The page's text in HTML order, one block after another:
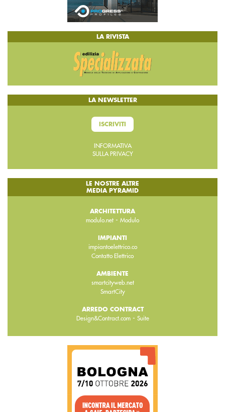
LA RIVISTA
LA NEWSLETTER
ISCRIVITI
INFORMATIVA
SULLA PRIVACY
LE NOSTRE ALTRE
MEDIA PYRAMID
ARCHITETTURA
modulo.net - Modulo
IMPIANTI
impiantoelettrico.co
Contatto Elettrico
AMBIENTE
smartcityweb.net
SmartCity
ARREDO CONTRACT
Design&Contract.com- Suite